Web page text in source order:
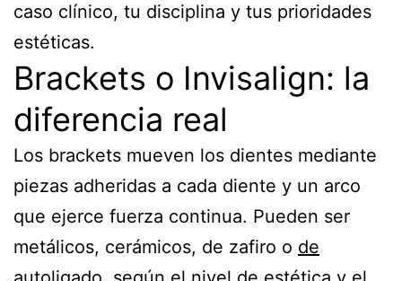
caso clínico, tu disciplina y tus prioridades
estéticas.
Brackets o Invisalign: la
diferencia real
Los brackets mueven los dientes mediante
piezas adheridas a cada diente y un arco
que ejerce fuerza continua. Pueden ser
metálicos, cerámicos, de zafiro o de